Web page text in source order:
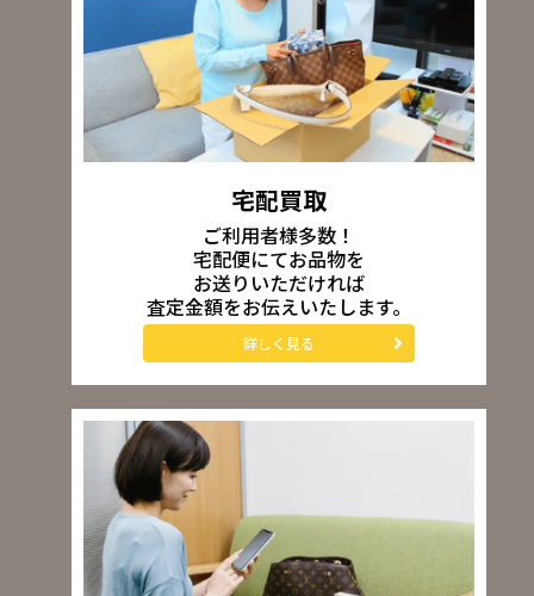
宅配買取
ご利用者様多数！
宅配便にてお品物を
お送りいただければ
査定金額をお伝えいたします。
詳しく見る